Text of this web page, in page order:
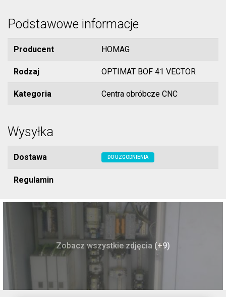
Podstawowe informacje
Producent HOMAG
Rodzaj OPTIMAT BOF 41 VECTOR
Kategoria Centra obróbcze CNC
Wysyłka
Dostawa DO UZGODNIENIA
Regulamin
Zobacz wszystkie zdjęcia (+9)